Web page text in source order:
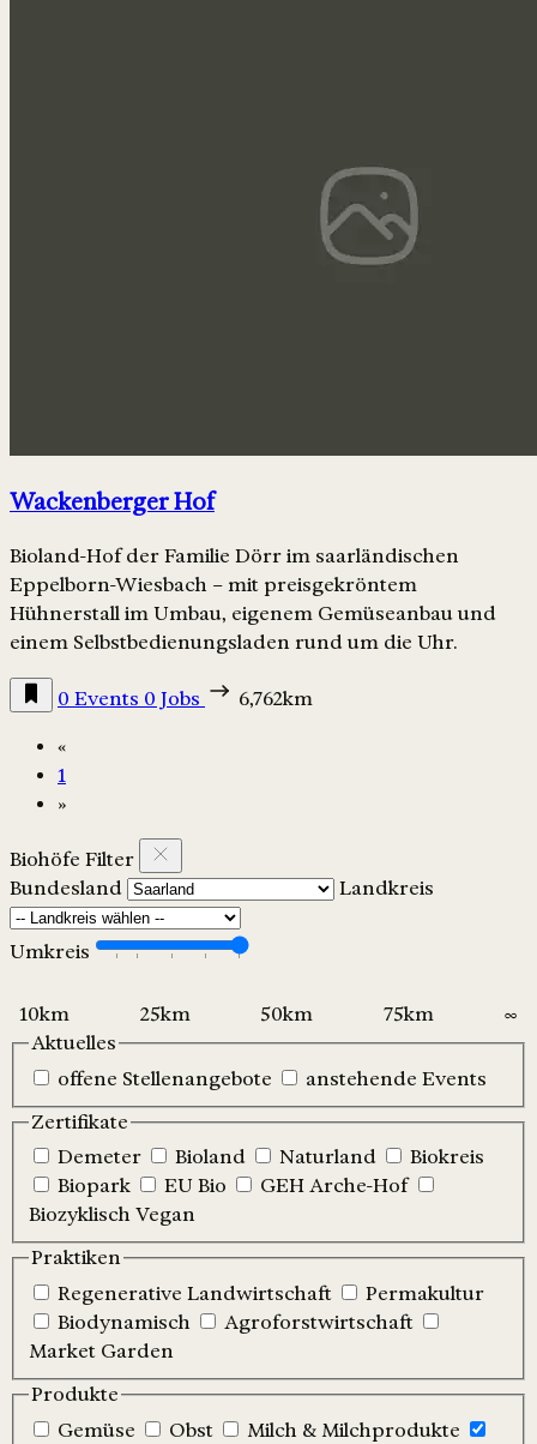
Wackenberger Hof
Bioland-Hof der Familie Dörr im saarländischen
Eppelborn-Wiesbach – mit preisgekröntem
Hühnerstall im Umbau, eigenem Gemüseanbau und
einem Selbstbedienungsladen rund um die Uhr.
0 Events 0 Jobs 6,762km
«
1
»
Biohöfe Filter
Bundesland
Landkreis
Umkreis
Aktuelles
offene Stellenangebote
anstehende Events
Zertifikate
Demeter
Bioland Naturland
Biokreis
Biopark
EU Bio
GEH Arche-Hof
Biozyklisch Vegan
Praktiken
Regenerative Landwirtschaft
Permakultur
Biodynamisch
Agroforstwirtschaft
Market Garden
Produkte
Gemüse
Obst Milch & Milchprodukte